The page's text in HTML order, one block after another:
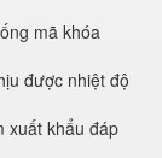
mã khóa
được nhiệt độ
xuất khẩu đáp